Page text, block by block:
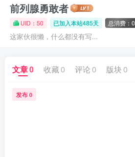
前列腺勇敢者
UID：50 已加入本站485天 总消费：0
这家伙很懒，什么都没有写...
文章0 收藏 0 评论 0 版块 0
发布 0